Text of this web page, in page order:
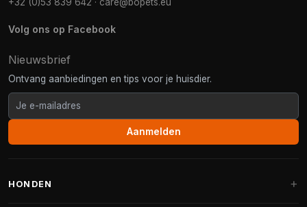
Volg ons op Facebook
Nieuwsbrief
Ontvang aanbiedingen en tips voor je huisdier.
Aanmelden
HONDEN